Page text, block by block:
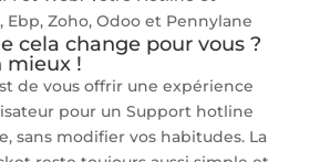
Ebp, Zoho, Odoo et Pennylane
cela change pour vous ?
mieux !
de vous offrir une expérience
pour un Support hotline
sans modifier vos habitudes. La